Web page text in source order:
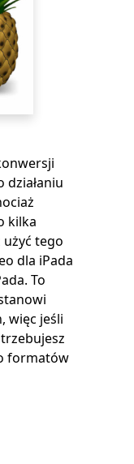
działaniu
kilka
tego
dla iPada
To
więc jeśli
formatów